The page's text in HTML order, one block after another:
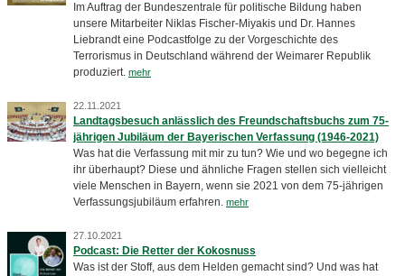
Im Auftrag der Bundeszentrale für politische Bildung haben
unsere Mitarbeiter Niklas Fischer-Miyakis und Dr. Hannes
Liebrandt eine Podcastfolge zu der Vorgeschichte des
Terrorismus in Deutschland während der Weimarer Republik
produziert. mehr
22.11.2021
Landtagsbesuch anlässlich des Freundschaftsbuchs zum 75-
jährigen Jubiläum der Bayerischen Verfassung (1946-2021)
Was hat die Verfassung mit mir zu tun? Wie und wo begegne ich
ihr überhaupt? Diese und ähnliche Fragen stellen sich vielleicht
viele Menschen in Bayern, wenn sie 2021 von dem 75-jährigen
Verfassungsjubiläum erfahren. mehr
27.10.2021
Podcast: Die Retter der Kokosnuss
Was ist der Stoff, aus dem Helden gemacht sind? Und was hat